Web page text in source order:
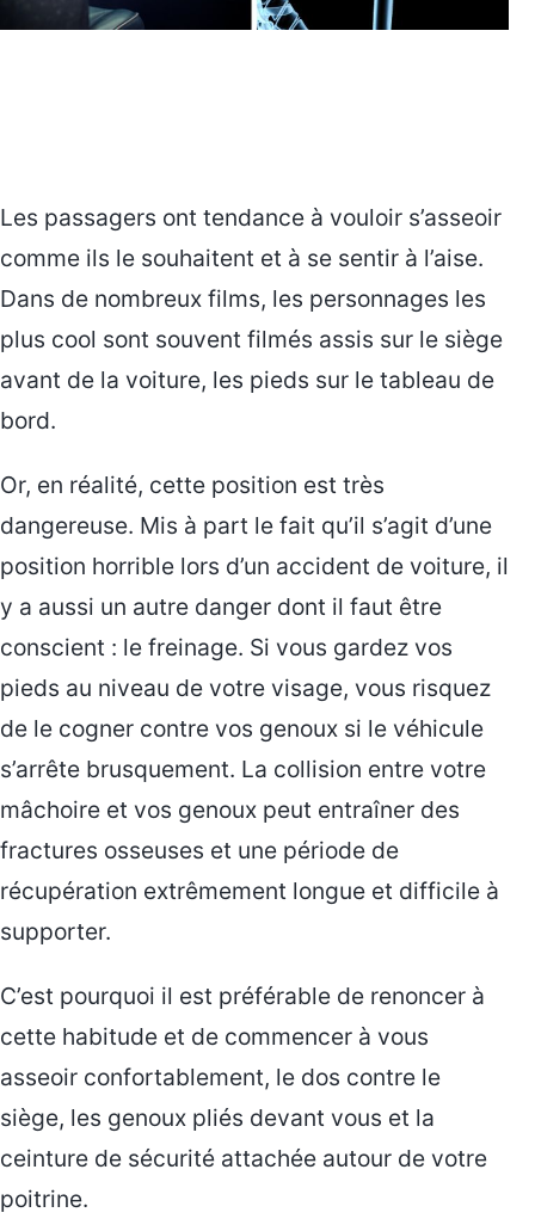
Les passagers ont tendance à vouloir s’asseoir
comme ils le souhaitent et à se sentir à l’aise.
Dans de nombreux films, les personnages les
plus cool sont souvent filmés assis sur le siège
avant de la voiture, les pieds sur le tableau de
bord.
Or, en réalité, cette position est très
dangereuse. Mis à part le fait qu’il s’agit d’une
position horrible lors d’un accident de voiture, il
y a aussi un autre danger dont il faut être
conscient : le freinage. Si vous gardez vos
pieds au niveau de votre visage, vous risquez
de le cogner contre vos genoux si le véhicule
s’arrête brusquement. La collision entre votre
mâchoire et vos genoux peut entraîner des
fractures osseuses et une période de
récupération extrêmement longue et difficile à
supporter.
C’est pourquoi il est préférable de renoncer à
cette habitude et de commencer à vous
asseoir confortablement, le dos contre le
siège, les genoux pliés devant vous et la
ceinture de sécurité attachée autour de votre
poitrine.